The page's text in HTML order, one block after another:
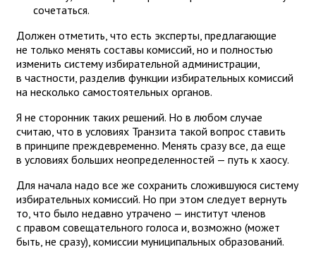
сочетаться.
Должен отметить, что есть эксперты, предлагающие
не только менять составы комиссий, но и полностью
изменить систему избирательной администрации,
в частности, разделив функции избирательных комиссий
на несколько самостоятельных органов.
Я не сторонник таких решений. Но в любом случае
считаю, что в условиях Транзита такой вопрос ставить
в принципе преждевременно. Менять сразу все, да еще
в условиях больших неопределенностей — путь к хаосу.
Для начала надо все же сохранить сложившуюся систему
избирательных комиссий. Но при этом следует вернуть
то, что было недавно утрачено — институт членов
с правом совещательного голоса и, возможно (может
быть, не сразу), комиссии муниципальных образований.